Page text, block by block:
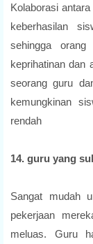
Kolaborasi
keberhasilan
sehingga
keprihatinan dan
seorang guru
kemungkinan
rendah
14. guru yang
Sangat mudah
pekerjaan
meluas. Guru